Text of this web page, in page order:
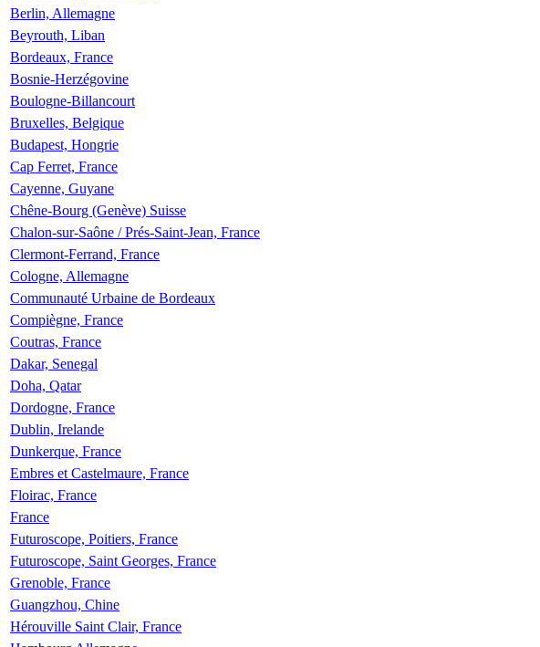
Berlin, Allemagne
Beyrouth, Liban
Bordeaux, France
Bosnie-Herzégovine
Boulogne-Billancourt
Bruxelles, Belgique
Budapest, Hongrie
Cap Ferret, France
Cayenne, Guyane
Chêne-Bourg (Genève) Suisse
Chalon-sur-Saône / Prés-Saint-Jean, France
Clermont-Ferrand, France
Cologne, Allemagne
Communauté Urbaine de Bordeaux
Compiègne, France
Coutras, France
Dakar, Senegal
Doha, Qatar
Dordogne, France
Dublin, Irelande
Dunkerque, France
Embres et Castelmaure, France
Floirac, France
France
Futuroscope, Poitiers, France
Futuroscope, Saint Georges, France
Grenoble, France
Guangzhou, Chine
Hérouville Saint Clair, France